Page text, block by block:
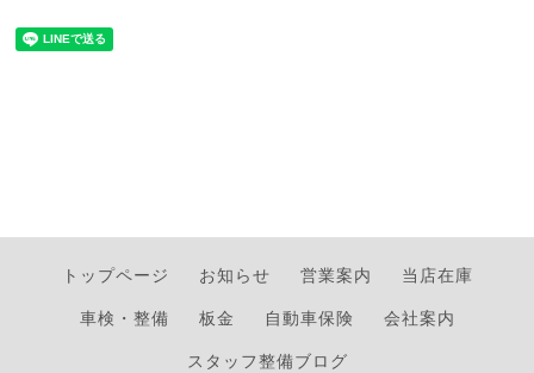
トップページ お知らせ 営業案内 当店在庫
車検・整備 板金 自動車保険 会社案内
スタッフ整備ブログ